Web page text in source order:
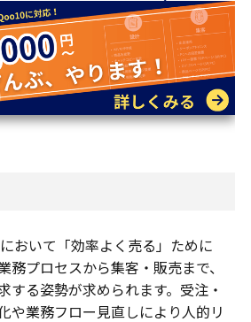
おいて「効率よく売る」ために
務プロセスから集客・販売まで、
する姿勢が求められます。受注・
や業務フロー見直しにより人的リ